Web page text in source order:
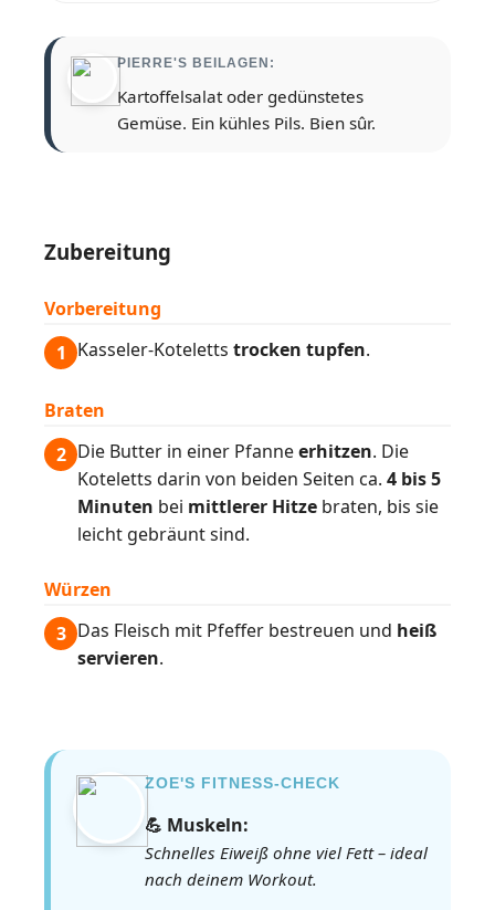
PIERRE'S BEILAGEN:
Kartoffelsalat oder gedünstetes
Gemüse. Ein kühles Pils. Bien sûr.
Zubereitung
Vorbereitung
1 Kasseler-Koteletts trocken tupfen.
Braten
2 Die Butter in einer Pfanneerhitzen. Die
Koteletts darin von beiden Seiten ca. 4 bis 5
Minuten bei mittlerer Hitze braten, bis sie
leicht gebräunt sind.
Würzen
3 Das Fleisch mit Pfeffer bestreuen und heiß
servieren.
ZOE'S FITNESS-CHECK
💪 Muskeln:
Schnelles Eiweiß ohne viel Fett – ideal
nach deinem Workout.